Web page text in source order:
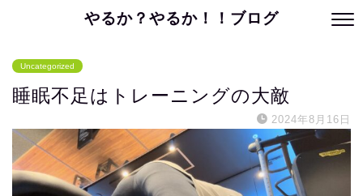
やるか？やるか！！ブログ
Uncategorized
睡眠不足はトレーニングの大敵
2024年8月16日